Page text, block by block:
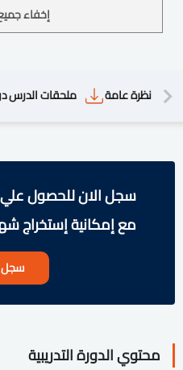
إخفاء
نظرة عامة ملحقات الدرس
سجل الان للحصول علي
مع إمكانية إستخراج
سجل
محتوي الدورة التدريبية